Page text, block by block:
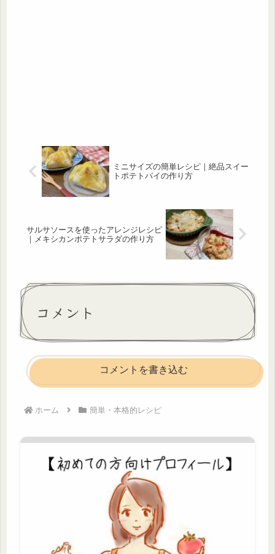
ミニサイズの簡単レシピ｜絶品スイー
トポテトパイの作り方
サルサソースを使ったアレンジレシピ
｜メキシカンポテトサラダの作り方
コメント
コメントを書き込む
ホーム 簡単・本格的レシピ